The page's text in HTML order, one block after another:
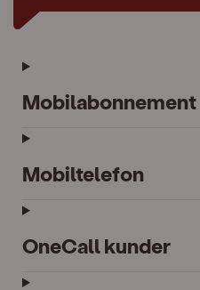
Mobilabonnement
Mobiltelefon
OneCall kunder